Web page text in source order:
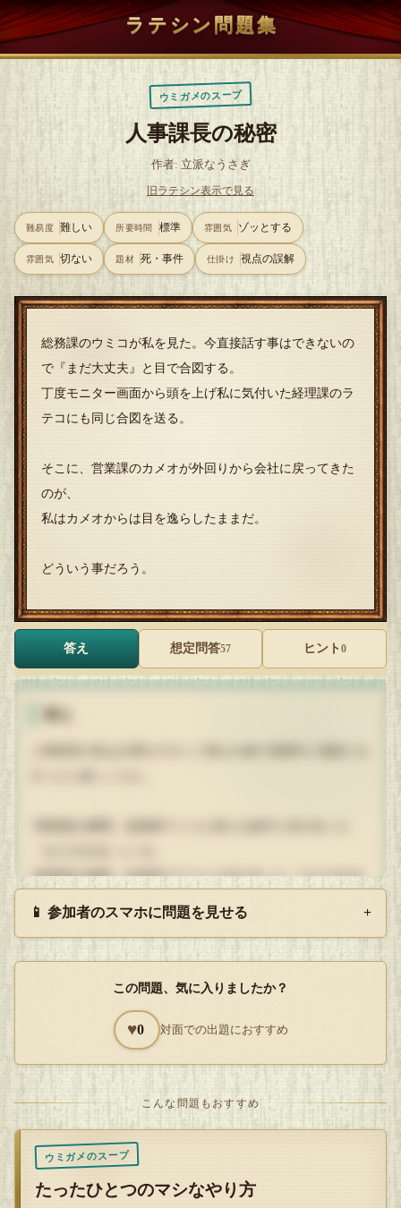
ラテシン問題集
ウミガメのスープ
人事課長の秘密
作者: 立派なうさぎ
旧ラテシン表示で見る
難易度 難しい 所要時間 標準 雰囲気 ゾッとする
雰囲気 切ない 題材 死・事件 仕掛け 視点の誤解
総務課のウミコが私を見た。今直接話す事はできないの
で『まだ大丈夫』と目で合図する。
丁度モニター画面から頭を上げ私に気付いた経理課のラ
テコにも同じ合図を送る。
そこに、営業課のカメオが外回りから会社に戻ってきた
のが、
私はカメオからは目を逸らしたままだ。
どういう事だろう。
答え 想定問答57 ヒント 0
5階通過の瞬間、経理課ラテコとも目が合った『まだ大丈夫
そして丁度外回り営業から戻ったカメオの目の前、ビルの入
Q
解答を開封する
タップで封を割る
📱 参加者のスマホに問題を見せる +
この問題、気に入りましたか？
♥0 対面での出題におすすめ
こんな問題もおすすめ
ウミガメのスープ
たったひとつのマシなやり方